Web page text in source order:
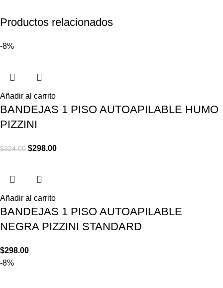
Productos relacionados
-8%
Añadir al carrito
BANDEJAS 1 PISO AUTOAPILABLE HUMO
PIZZINI
$324.00 $298.00
Añadir al carrito
BANDEJAS 1 PISO AUTOAPILABLE
NEGRA PIZZINI STANDARD
$298.00
-8%